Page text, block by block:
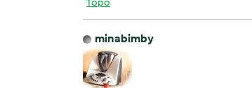
Topo
minabimby